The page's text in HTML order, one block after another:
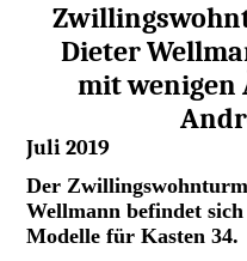
Dieter
mit wenigen
Juli 2019
Der
Wellmann befindet
Modelle für Kasten 34.